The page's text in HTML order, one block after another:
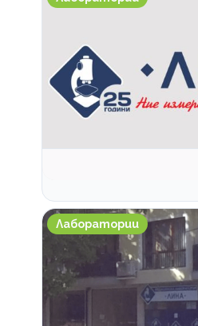
Медицинска
Лаборатории